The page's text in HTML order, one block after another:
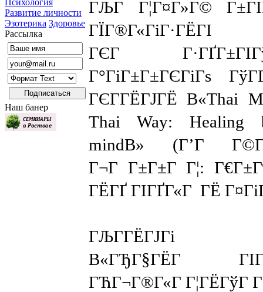
Психология
Развитие личности
Эзотерика Здоровье
Рассылка
Наш банер
ГЉГ Г¦Г¤Г»Г©
ГЇГ®Г«ГіГ·ГЁГІ
ГЄГ
Г°ГіГ±Г±ГЄГіГѕ
ГЄГ­ГЁГЈГЁ В«Thai
Thai Way: Healing
mindВ» (Г’Г
Г¬Г Г±Г±Г Г¦:
ГЁГҐ ГІГҐГ«Г ГЁ
ГЉГ­ГЁГЈГі
В«ГЂГ§ГЁГ
ГЋГ¬Г®Г«Г Г¦ГЁГўГ